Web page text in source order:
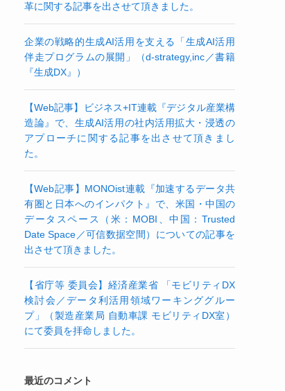
革に関する記事を出させて頂きました。
企業の戦略的生成AI活用を支える「生成AI活用
伴走プログラムの展開」（d-strategy,inc／書籍
『生成DX』）
【Web記事】ビジネス+IT連載『デジタル産業構
造論』で、生成AI活用の社内活用拡大・浸透の
アプローチに関する記事を出させて頂きまし
た。
【Web記事】MONOist連載『加速するデータ共
有圏と日本へのインパクト』で、米国・中国の
データスペース（米：MOBI、中国：Trusted
Date Space／可信数据空間）についての記事を
出させて頂きました。
【省庁等 委員会】経済産業省 「モビリティDX
検討会／データ利活用領域ワーキンググルー
プ」（製造産業局 自動車課 モビリティDX室）
にて委員を拝命しました。
最近のコメント